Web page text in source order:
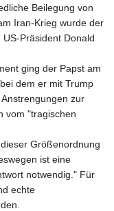
IMP 0.743241
INR 95.24685
IQD
IRR
1374850.000229
ISK 123.560122
JEP 0.743241
JOD 0.709002
JPY 158.381499
KES 129.413261
Beilegung von
Iran-Krieg wurde der
Präsident Donald
ging der Papst am
dem er mit Trump
zur
vom "tragischen
Größenordnung
ist eine
notwendig." Für
echte